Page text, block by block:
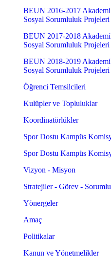
BEUN 2016-2017
Sosyal Sorumluluk Projeleri
BEUN 2017-2018
Sosyal Sorumluluk Projeleri
BEUN 2018-2019
Sosyal Sorumluluk Projeleri
Öğrenci Temsilcileri
Kulüpler ve Topluluklar
Koordinatörlükler
Spor Dostu Kampüs
Spor Dostu Kampüs
Vizyon - Misyon
Stratejiler - Görev -
Yönergeler
Amaç
Politikalar
Kanun ve Yönetmelikler